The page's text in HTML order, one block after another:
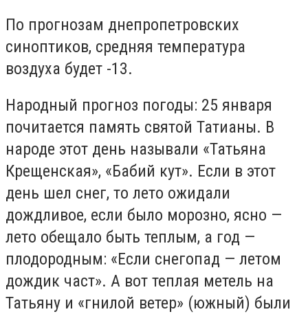
По прогнозам днепропетровских
синоптиков, средняя температура
воздуха будет -13.
Народный прогноз погоды: 25 января
почитается память святой Татианы. В
народе этот день называли «Татьяна
Крещенская», «Бабий кут». Если в этот
день шел снег, то лето ожидали
дождливое, если было морозно, ясно —
лето обещало быть теплым, а год —
плодородным: «Если снегопад — летом
дождик част». А вот теплая метель на
Татьяну и «гнилой ветер» (южный) были